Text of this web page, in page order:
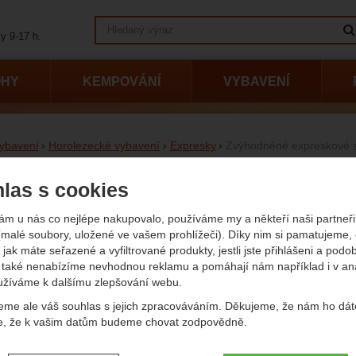
s cookies
u nás co nejlépe nakupovalo, používáme my a někteří naši partneři
soubory, uložené ve vašem prohlížeči). Díky nim si pamatujeme,
máte seřazené a vyfiltrované produkty, jestli jste přihlášeni a
nenabízíme nevhodnou reklamu a pomáhají nám například i v
k dalšímu zlepšování webu.
ale váš souhlas s jejich zpracováváním. Děkujeme, že nám ho
že k vašim datům budeme chovat zodpovědně.
Horolezecké vybavení Expresky
expreskové sety
podle parametrů
- Kč
Váha
Nosnost otevřené karabiny (KN)
Nosnost otevřené karabiny (KN)
KEMPOVÁNÍ VYBAVENÍ
9-17 h.